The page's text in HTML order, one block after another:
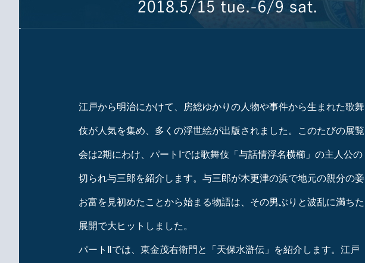
江戸から明治にかけて、房総ゆかりの人物や事件から生まれた歌舞
伎が人気を集め、多くの浮世絵が出版されました。このたびの展覧
会は2期にわけ、パートⅠでは歌舞伎「与話情浮名横櫛」の主人公の
切られ与三郎を紹介します。与三郎が木更津の浜で地元の親分の妾
お富を見初めたことから始まる物語は、その男ぶりと波乱に満ちた
展開で大ヒットしました。
パートⅡでは、東金茂右衛門と「天保水滸伝」を紹介します。江戸